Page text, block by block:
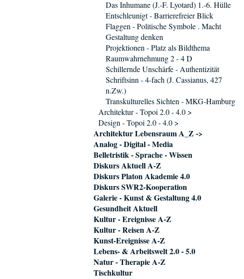
Das Inhumane (J.-F. Lyotard) 1.-6. Hülle
Entschleunigt - Barrierefreier Blick
Flaggen - Politische Symbole . Macht
Gestaltung denken
Projektionen - Platz als Bildthema
Raumwahrnehmung 2 - 4 D
Schillernde Unschärfe - Authentizität
Schriftsinn - 4-fach (J. Cassianus, 427
n.Zw.)
Transkulturelles Sichten - MKG-Hamburg
Architektur - Topoi 2.0 - 4.0 >
Design - Topoi 2.0 - 4.0 >
Architektur Lebensraum A_Z ->
Analog - Digital - Media
Belletristik - Sprache - Wissen
Diskurs Aktuell A-Z
Diskurs Platon Akademie 4.0
Diskurs SWR2-Kooperation
Galerie - Kunst & Gestaltung 4.0
Gesundheit Aktuell
Kultur - Ereignisse A-Z
Kultur - Reisen A-Z
Kunst-Ereignisse A-Z
Lebens- & Arbeitswelt 2.0 - 5.0
Natur - Therapie A-Z
Tischkultur